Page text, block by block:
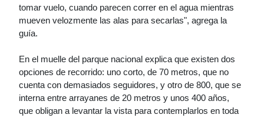
tomar vuelo, cuando parecen correr en el agua mientras
mueven velozmente las alas para secarlas", agrega la
guía.
En el muelle del parque nacional explica que existen dos
opciones de recorrido: uno corto, de 70 metros, que no
cuenta con demasiados seguidores, y otro de 800, que se
interna entre arrayanes de 20 metros y unos 400 años,
que obligan a levantar la vista para contemplarlos en toda